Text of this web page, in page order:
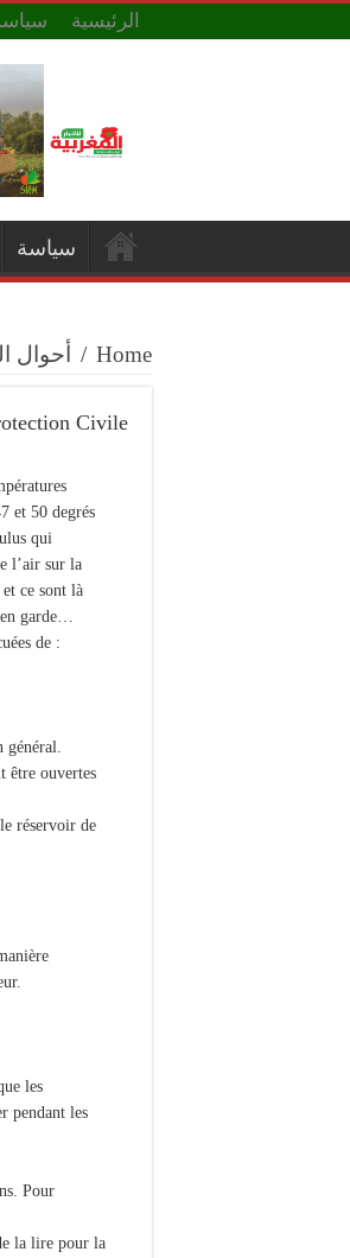
الرئيسية
سياسة
Home
/
Civile
et 50 degrés
qui
l’air sur la
ce sont là
en garde…
de :
général.
être ouvertes
réservoir de
les
pendant les
Pour
la lire pour la